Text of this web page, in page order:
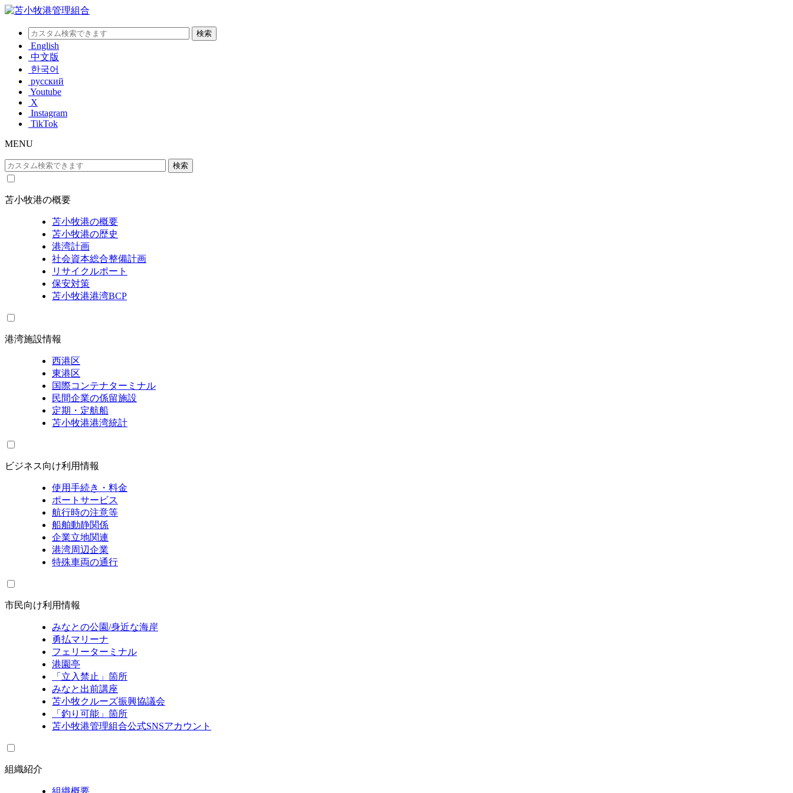
English
中文版
한국어
русский
Youtube
X
Instagram
TikTok
MENU
苫小牧港の概要
苫小牧港の概要
苫小牧港の歴史
港湾計画
社会資本総合整備計画
リサイクルポート
保安対策
苫小牧港港湾BCP
港湾施設情報
西港区
東港区
国際コンテナターミナル
民間企業の係留施設
定期・定航船
苫小牧港港湾統計
ビジネス向け利用情報
使用手続き・料金
ポートサービス
航行時の注意等
船舶動静関係
企業立地関連
港湾周辺企業
特殊車両の通行
市民向け利用情報
みなとの公園/身近な海岸
勇払マリーナ
フェリーターミナル
港園亭
「立入禁止」箇所
みなと出前講座
苫小牧クルーズ振興協議会
「釣り可能」箇所
苫小牧港管理組合公式SNSアカウント
組織紹介
組織概要